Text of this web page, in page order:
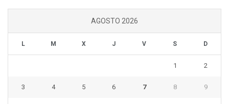
AGOSTO 2026
L M X J V S D
1 2
3 4 5 6 7 8 9